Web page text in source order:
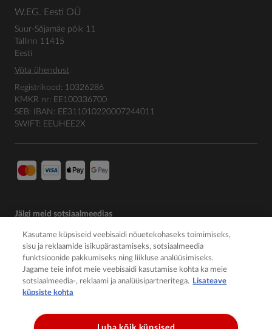
W.EG. Eesti OÜ
Suur-Sõjamäe põik 11
Tallinn 11415
Eesti
Võta ühendust
Registrikood: 10326286
KMKR nr: EE100336700
SEB: IBAN: EE311010220007244011
SWIFT: EEUHEE2X
Jälgi meid sotsiaalmeedias
Kasutame küpsiseid veebisaidi nõuetekohaseks toimimiseks,
sisu ja reklaamide isikupärastamiseks, sotsiaalmeedia
funktsioonide pakkumiseks ning liikluse analüüsimiseks.
Jagame teie infot meie veebisaidi kasutamise kohta ka meie
sotsiaalmeedia-, reklaami ja analüüsipartneritega. Lisateave
küpsiste kohta